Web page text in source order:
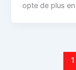
opte de plus
1